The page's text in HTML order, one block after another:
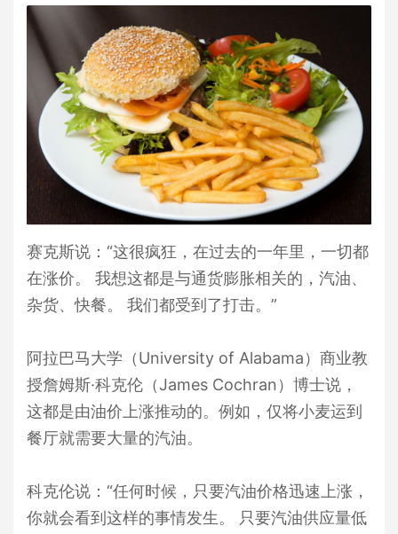
赛克斯说：“这很疯狂，在过去的一年里，一切都
在涨价。 我想这都是与通货膨胀相关的，汽油、
杂货、快餐。 我们都受到了打击。”
阿拉巴马大学（University of Alabama）商业教
授詹姆斯·科克伦（James Cochran）博士说，
这都是由油价上涨推动的。例如，仅将小麦运到
餐厅就需要大量的汽油。
科克伦说：“任何时候，只要汽油价格迅速上涨，
你就会看到这样的事情发生。 只要汽油供应量低